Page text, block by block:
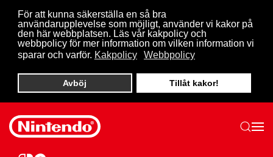
För att kunna säkerställa en så bra
användarupplevelse som möjligt, använder vi kakor på
den här webbplatsen. Läs vår kakpolicy och
webbpolicy för mer information om vilken information vi
sparar och varför. Kakpolicy Webbpolicy
Avböj Tillåt kakor!
Skip to main content